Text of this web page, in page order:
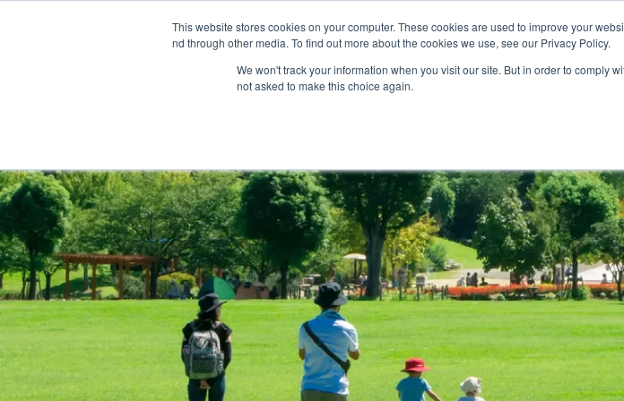
This website stores cookies on your computer. These cookies are used to improve your
nd through other media. To find out more about the cookies we use, see our Privacy Policy.
We won't track your information when you visit our site. But in order to comply
not asked to make this choice again.
会社を知る 特集 社員